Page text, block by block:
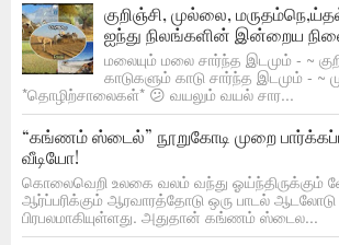
குறிஞ்சி, முல்லை,
ஐந்து நிலங்களின் இன்றைய
மலையும் மலை சார்ந்த இடமும் - ~
காடுகளும் காடு சார்ந்த இடமும் - ~
*தொழிற்சாலைகள்* 😕 வயலும் வயல் சார...
“கங்ணம் ஸ்டைல்” நூறுகோடி முறை
வீடியோ!
கொலைவெறி உலகை வலம் வந்து ஓய்ந்திருக்கும்
ஆர்ப்பரிக்கும் ஆரவாரத்தோடு ஒரு பாடல் ஆடலோடு
பிரபலமாகியுள்ளது. அதுதான் கங்ணம் ஸ்டைல...